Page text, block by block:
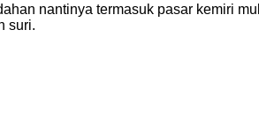
nantinya termasuk pasar kemiri
suri.